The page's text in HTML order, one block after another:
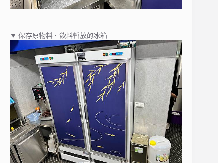
▼ 保存原物料、飲料暫放的冰箱